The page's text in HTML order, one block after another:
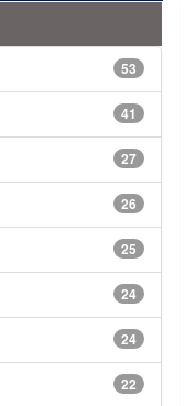
53
41
27
26
25
24
24
22